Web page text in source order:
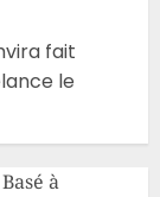
fait
le
Basé à